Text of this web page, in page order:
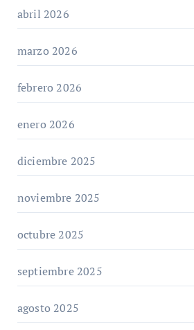
abril 2026
marzo 2026
febrero 2026
enero 2026
diciembre 2025
noviembre 2025
octubre 2025
septiembre 2025
agosto 2025